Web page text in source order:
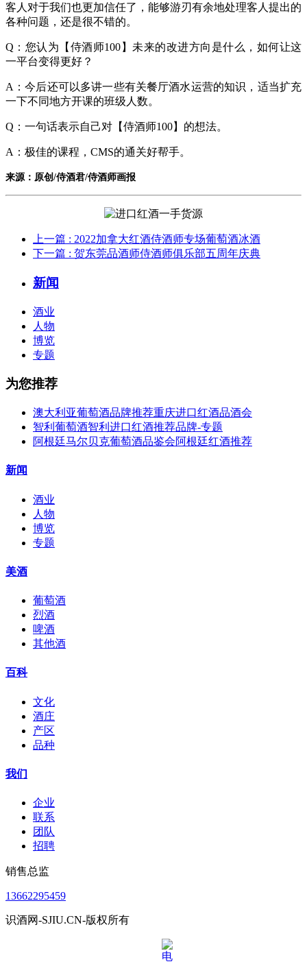
客人对于我们也更加信任了，能够游刃有余地处理客人提出的
各种问题，还是很不错的。
Q：您认为【侍酒师100】未来的改进方向是什么，如何让这
一平台变得更好？
A：今后还可以多讲一些有关餐厅酒水运营的知识，适当扩充
一下不同地方开课的班级人数。
Q：一句话表示自己对【侍酒师100】的想法。
A：极佳的课程，CMS的通关好帮手。
来源：原创/侍酒君/侍酒师画报
上一篇 : 2022加拿大红酒侍酒师专场葡萄酒冰酒
下一篇 : 贺东莞品酒师侍酒师俱乐部五周年庆典
新闻
酒业
人物
博览
专题
为您推荐
澳大利亚葡萄酒品牌推荐重庆进口红酒品酒会
智利葡萄酒智利进口红酒推荐品牌-专题
阿根廷马尔贝克葡萄酒品鉴会阿根廷红酒推荐
新闻
酒业
人物
博览
专题
美酒
葡萄酒
烈酒
啤酒
其他酒
百科
文化
酒庄
产区
品种
我们
企业
联系
团队
招聘
销售总监
13662295459
识酒网-SJIU.CN-版权所有